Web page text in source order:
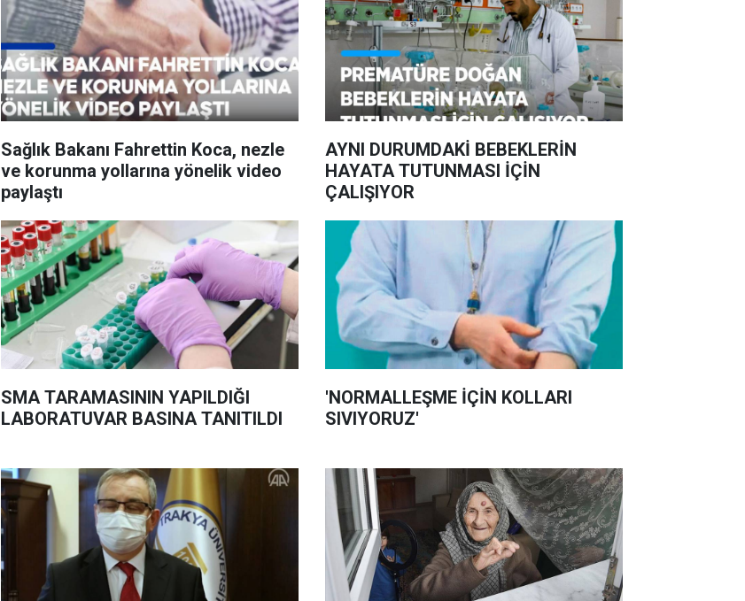
Sağlık Bakanı Fahrettin Koca, nezle
ve korunma yollarına yönelik video
paylaştı
AYNI DURUMDAKİ BEBEKLERİN
HAYATA TUTUNMASI İÇİN
ÇALIŞIYOR
SMA TARAMASININ YAPILDIĞI
LABORATUVAR BASINA TANITILDI
'NORMALLEŞME İÇİN KOLLARI
SIVIYORUZ'